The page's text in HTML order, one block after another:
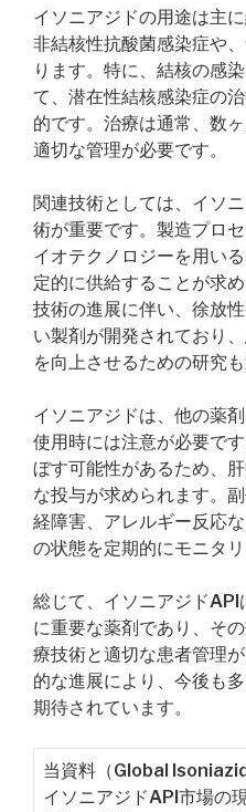
イソニアジドの用途は主
非結核性抗酸菌感染症や
ります。特に、結核の感
て、潜在性結核感染症の
的です。治療は通常、数
適切な管理が必要です。
関連技術としては、イソ
術が重要です。製造プロ
イオテクノロジーを用い
定的に供給することが求
技術の進展に伴い、徐放
い製剤が開発されており
を向上させるための研究も
イソニアジドは、他の薬
使用時には注意が必要で
ぼす可能性があるため、
な投与が求められます。
経障害、アレルギー反応
の状態を定期的にモニタ
総じて、イソニアジドAPI
に重要な薬剤であり、そ
療技術と適切な患者管理
的な進展により、今後も
期待されています。
当資料（Global
イソニアジドAPI市場の